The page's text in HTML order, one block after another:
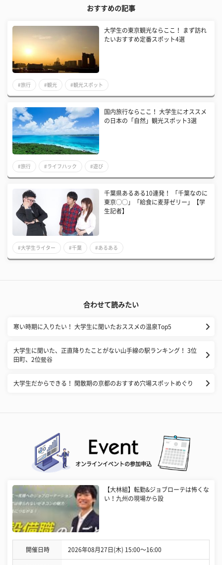
おすすめの記事
大学生の東京観光ならここ！ まず訪れ
たいおすすめ定番スポット4選
#旅行 #観光 #観光スポット
国内旅行ならここ！ 大学生にオススメ
の日本の「自然」観光スポット3選
#旅行 #ライフハック #遊び
千葉県あるある10連発！ 「千葉なのに
東京◯◯」「給食に麦芽ゼリー」【学
生記者】
#大学生ライター #千葉 #あるある
合わせて読みたい
寒い時期に入りたい！ 大学生に聞いたおススメの温泉Top5
大学生に聞いた、正直降りたことがない山手線の駅ランキング！ 3位
田町、2位鶯谷
大学生だからできる！ 閑散期の京都のおすすめ穴場スポットめぐり
オンラインイベントの参加申込
【大林組】転勤&ジョブローテは怖くな
い！九州の現場から設
開催日時 2026年08月27日(木) 15:00〜16:00